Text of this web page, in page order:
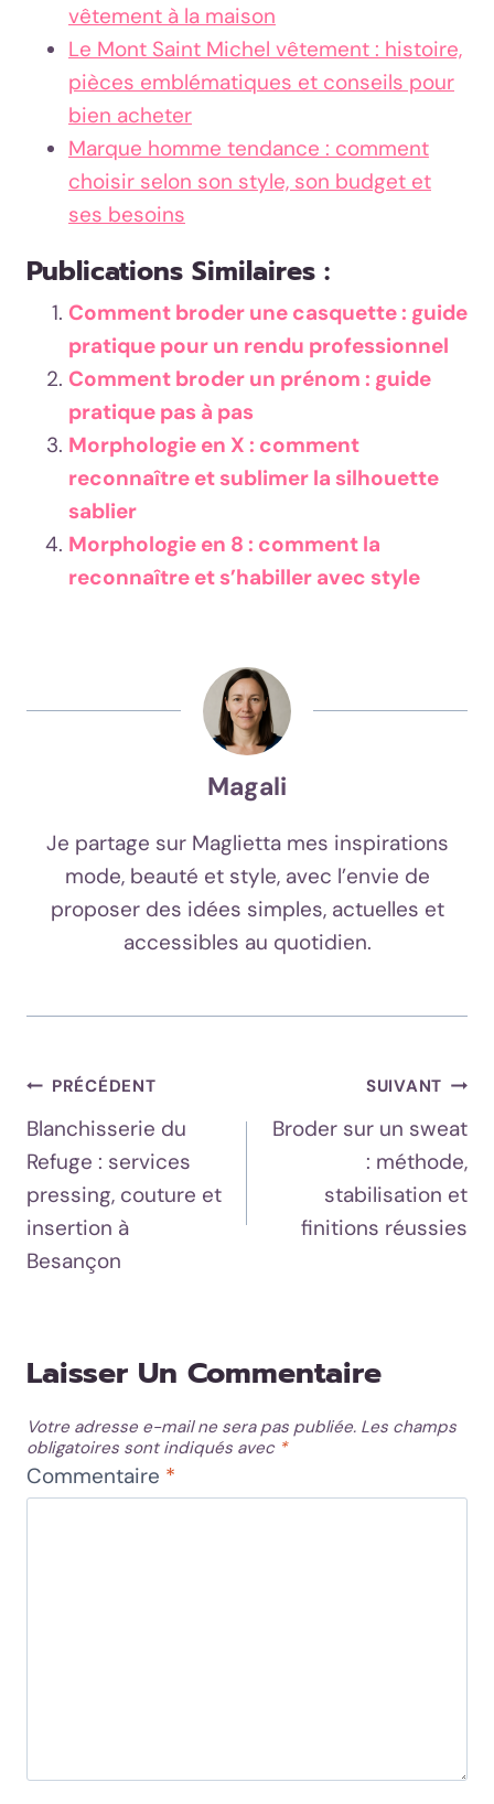
vêtement à la maison
Le Mont Saint Michel vêtement : histoire,
pièces emblématiques et conseils pour
bien acheter
Marque homme tendance : comment
choisir selon son style, son budget et
ses besoins
Publications Similaires :
Comment broder une casquette : guide
pratique pour un rendu professionnel
Comment broder un prénom : guide
pratique pas à pas
Morphologie en X : comment
reconnaître et sublimer la silhouette
sablier
Morphologie en 8 : comment la
reconnaître et s’habiller avec style
Magali
Je partage sur Maglietta mes inspirations
mode, beauté et style, avec l’envie de
proposer des idées simples, actuelles et
accessibles au quotidien.
Navigation
De
L’article
PRÉCÉDENT
Blanchisserie du
Refuge : services
pressing, couture et
insertion à
Besançon
SUIVANT
Broder sur un sweat
: méthode,
stabilisation et
finitions réussies
Laisser Un Commentaire
Votre adresse e-mail ne sera pas publiée. Les champs
obligatoires sont indiqués avec *
Commentaire *